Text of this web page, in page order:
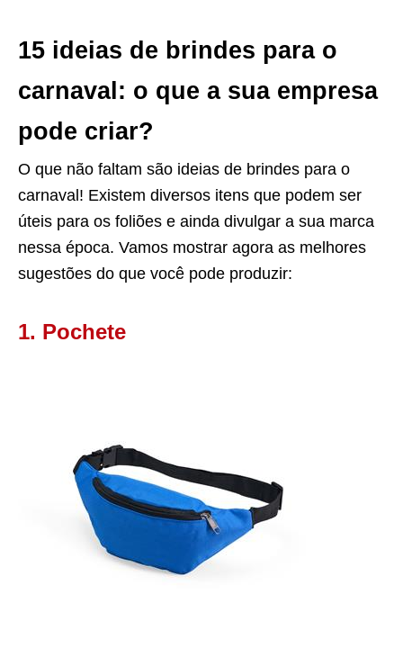
15 ideias de brindes para o
carnaval: o que a sua empresa
pode criar?
O que não faltam são ideias de brindes para o
carnaval! Existem diversos itens que podem ser
úteis para os foliões e ainda divulgar a sua marca
nessa época. Vamos mostrar agora as melhores
sugestões do que você pode produzir:
1. Pochete